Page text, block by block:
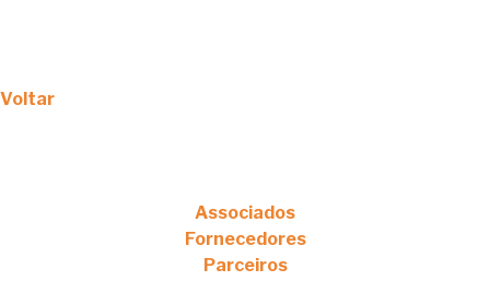
Voltar
Associados
Fornecedores
Parceiros